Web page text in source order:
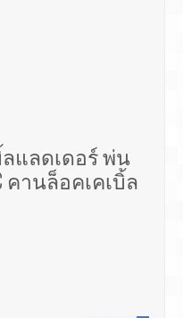
ลแลดเดอร์ พ่น
คานล็อคเคเบิ้ล